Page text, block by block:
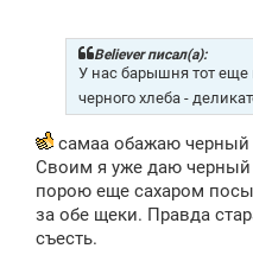
Believer писал(а):
У нас барышня тот еще
черного хлеба -
самаа обажаю
Своим я уже даю
порою еще сахаром
за обе щеки. Правда
съесть.